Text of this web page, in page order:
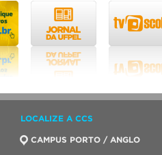
LOCALIZE A CCS
CAMPUS PORTO / ANGLO